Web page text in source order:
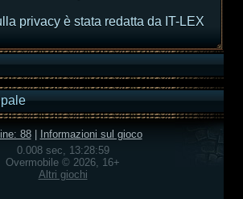
privacy è stata redatta da IT-LEX
88|
Informazioni sul gioco
0.008 sec, 13:28:59
Overmobile © 2026, 16+
Altri giochi